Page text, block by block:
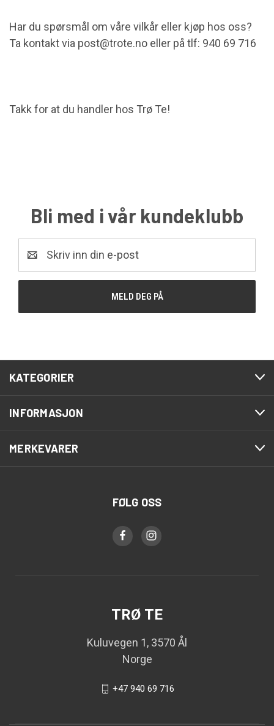
Har du spørsmål om våre vilkår eller kjøp hos oss?
Ta kontakt via post@trote.no eller på tlf: 940 69 716
Takk for at du handler hos Trø Te!
Bli med i vår kundeklubb
KATEGORIER
INFORMASJON
MERKEVARER
FØLG OSS
TRØ TE
Kuluvegen 1, 3570 Ål
Norge
+47 940 69 716